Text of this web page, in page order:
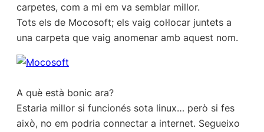
carpetes, com a mi em va semblar millor.
Tots els de Mocosoft; els vaig col·locar juntets a
una carpeta que vaig anomenar amb aquest nom.
A què està bonic ara?
Estaria millor si funcionés sota linux… però si fes
això, no em podria connectar a internet. Segueixo